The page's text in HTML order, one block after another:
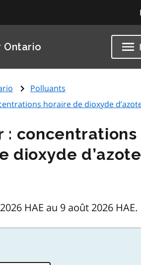
Ontario
Polluants
horaire de dioxyde
: concentrations
dioxyde d’azote
HAE au 9 août 2026 HAE.